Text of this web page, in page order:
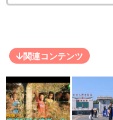
関連コンテンツ